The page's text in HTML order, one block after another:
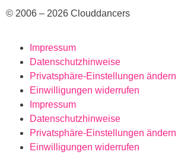
© 2006 – 2026 Clouddancers
Impressum
Datenschutzhinweise
Privatsphäre-Einstellungen ändern
Einwilligungen widerrufen
Impressum
Datenschutzhinweise
Privatsphäre-Einstellungen ändern
Einwilligungen widerrufen